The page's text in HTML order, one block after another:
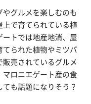
グルメを楽しむのも
上で育てられている植
トでは地産地消、屋
てられた植物やミツバ
売されているグルメ
マロニエゲート産の食
も話題になりそう？